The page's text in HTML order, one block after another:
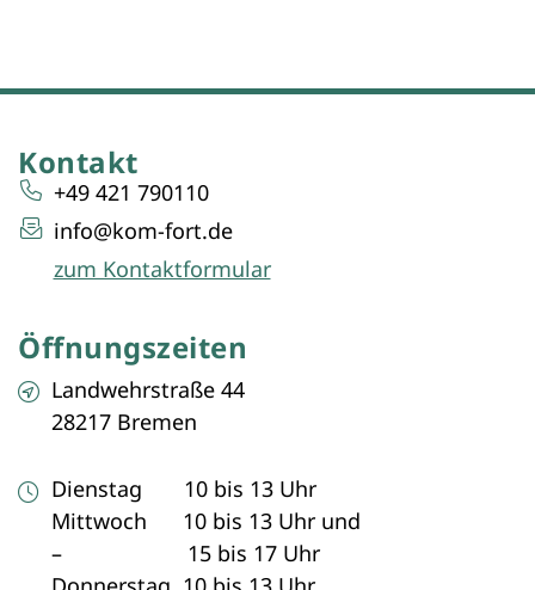
Kontakt
+49 421 790110
info@kom-fort.de
zum Kontaktformular
Öffnungszeiten
Landwehrstraße 44
28217 Bremen
Dienstag 10 bis 13 Uhr
Mittwoch 10 bis 13 Uhr und
– 15 bis 17 Uhr